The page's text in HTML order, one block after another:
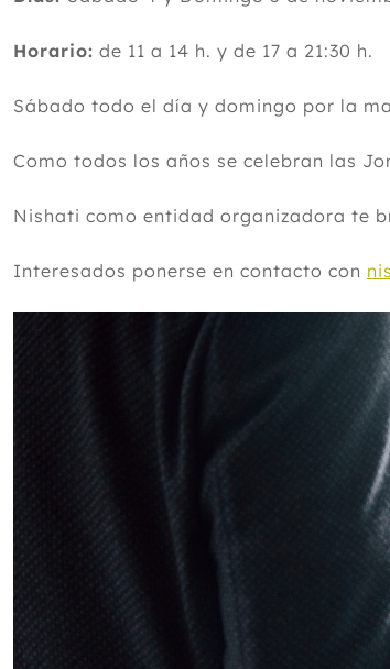
Horario: de 11 a 14 h. y de 17 a 21:30 h.
Sábado todo el día y domingo por la
Como todos los años se celebran las
Nishati como entidad organizadora te
Interesados ponerse en contacto con